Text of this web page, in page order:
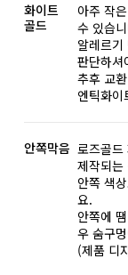
화이트
골드
아주 작
수 있습
알레르
판단하셔
추후 교
엔틱화
안쪽막음 로즈골드
제작되는
안쪽 색
요.
안쪽에
우 숨구
(제품 디